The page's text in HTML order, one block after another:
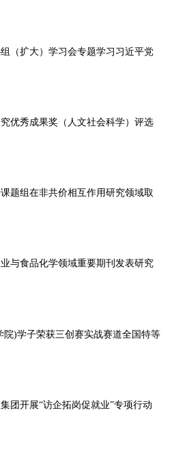
（扩大）学习会专题学习习近平党
优秀成果奖（人文社会科学）评选
题组在非共价相互作用研究领域取
与食品化学领域重要期刊发表研究
)学子荣获三创赛实战赛道全国特等
团开展“访企拓岗促就业”专项行动